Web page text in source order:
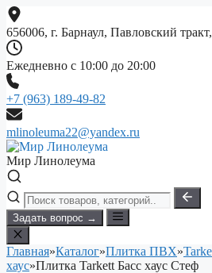
Перейти
к
содержимому
656006, г. Барнаул, Павловский
Ежедневно с 10:00 до 20:00
+7 (963) 189-49-82
mlinoleuma22@yandex.ru
Мир Линолеума
Задать вопрос →
Главная»Каталог»Плитка ПВХ»
хаус»Плитка Tarkett Басс хаус Стеф